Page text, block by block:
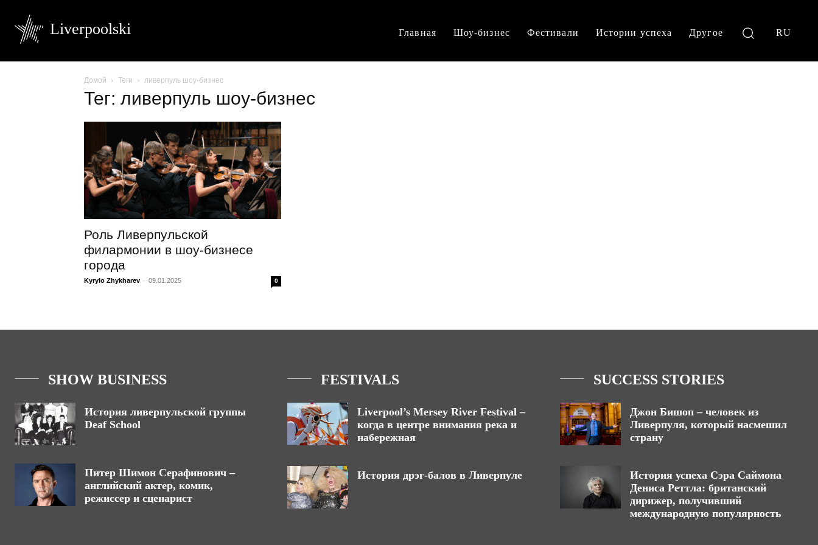
Liverpoolski Главная Шоу-бизнес Фестивали Истории успеха Другое RU
Домой Теги ливерпуль шоу-бизнес
Тег: ливерпуль шоу-бизнес
Роль Ливерпульской
филармонии в шоу-бизнесе
города
Kyrylo Zhykharev - 09.01.2025 0
SHOW BUSINESS
История ливерпульской группы
Deaf School
Питер Шимон Серафинович –
английский актер, комик,
режиссер и сценарист
FESTIVALS
Liverpool’s Mersey River Festival –
когда в центре внимания река и
набережная
История дрэг-балов в Ливерпуле
SUCCESS STORIES
Джон Бишоп – человек из
Ливерпуля, который насмешил
страну
История успеха Сэра Саймона
Дениса Реттла: британский
дирижер, получивший
международную популярность